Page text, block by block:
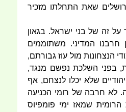
שאת התחלתו מזכיר
זה של בני ישראל. בגאון
חרבנו המדיני. משתוממים
הנצחונות מול עוז גבורתם,
בפני השלכת נפשם מנגד,
שלא יכלו לנצחם, אף
לא חרבה של רומי הכניעה
שמאז ימי פומפיוס